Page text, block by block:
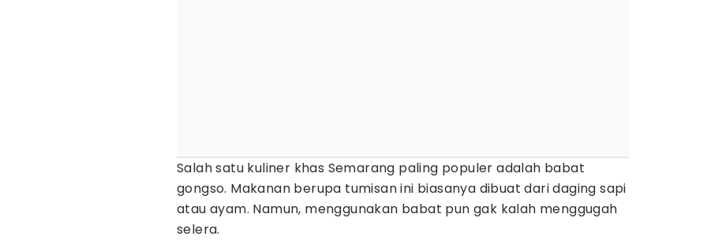
Salah satu kuliner khas Semarang paling populer adalah babat
gongso. Makanan berupa tumisan ini biasanya dibuat dari daging sapi
atau ayam. Namun, menggunakan babat pun gak kalah menggugah
selera.